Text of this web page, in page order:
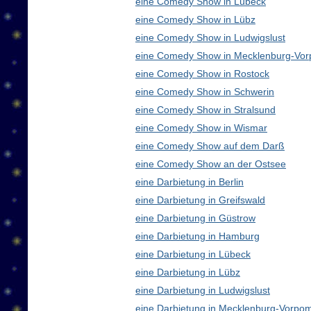
eine Comedy Show in Lübz
eine Comedy Show in Ludwigslust
eine Comedy Show in Mecklenburg-
eine Comedy Show in Rostock
eine Comedy Show in Schwerin
eine Comedy Show in Stralsund
eine Comedy Show in Wismar
eine Comedy Show auf dem Darß
eine Comedy Show an der Ostsee
eine Darbietung in Berlin
eine Darbietung in Greifswald
eine Darbietung in Güstrow
eine Darbietung in Hamburg
eine Darbietung in Lübeck
eine Darbietung in Lübz
eine Darbietung in Ludwigslust
eine Darbietung in Mecklenburg-